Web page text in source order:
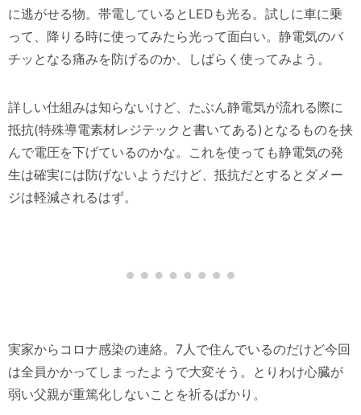
に逃がせる物。帯電しているとLEDも光る。試しに車に乗
って、降りる時に使ってみたら光って面白い。静電気のバ
チッとなる痛みを防げるのか、しばらく使ってみよう。
詳しい仕組みは知らないけど、たぶん静電気が流れる際に
抵抗(特殊導電素材レジテックと書いてある)となるものを挟
んで電圧を下げているのかな。これを使っても静電気の発
生は確実には防げないようだけど、抵抗だとするとダメー
ジは軽減されるはず。
実家からコロナ感染の連絡。7人で住んでいるのだけど今回
は全員かかってしまったようで大変そう。とりわけ心臓が
弱い父親が重篤化しないことを祈るばかり。